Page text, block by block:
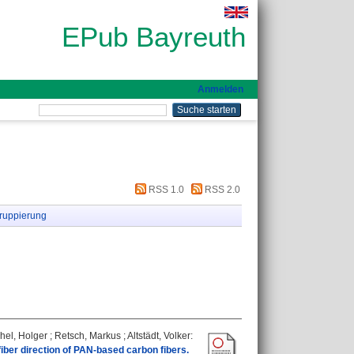
EPub Bayreuth
Anmelden
RSS 1.0 RSS 2.0
Holger ; Retsch, Markus ;Altstädt, Volker:
direction of PAN-based carbon fibers.